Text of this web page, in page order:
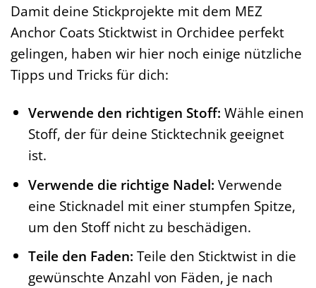
Damit deine Stickprojekte mit dem MEZ
Anchor Coats Sticktwist in Orchidee perfekt
gelingen, haben wir hier noch einige nützliche
Tipps und Tricks für dich:
Verwende den richtigen Stoff: Wähle einen
Stoff, der für deine Sticktechnik geeignet
ist.
Verwende die richtige Nadel: Verwende
eine Sticknadel mit einer stumpfen Spitze,
um den Stoff nicht zu beschädigen.
Teile den Faden: Teile den Sticktwist in die
gewünschte Anzahl von Fäden, je nach